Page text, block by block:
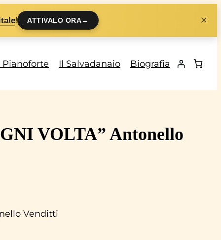
! ATTIVALO ORA→ ×
Pianoforte Il Salvadanaio Biografia
VOLTA” Antonello
Venditti